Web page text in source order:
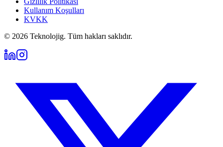
Kullanım Koşulları
KVKK
© 2026 Teknolojig. Tüm hakları saklıdır.